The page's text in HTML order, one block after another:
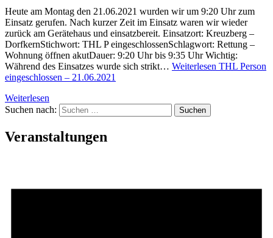
Heute am Montag den 21.06.2021 wurden wir um 9:20 Uhr zum
Einsatz gerufen. Nach kurzer Zeit im Einsatz waren wir wieder
zurück am Gerätehaus und einsatzbereit. Einsatzort: Kreuzberg –
DorfkernStichwort: THL P eingeschlossenSchlagwort: Rettung –
Wohnung öffnen akutDauer: 9:20 Uhr bis 9:35 Uhr Wichtig:
Während des Einsatzes wurde sich strikt… Weiterlesen THL Person
eingeschlossen – 21.06.2021
Weiterlesen
Suchen nach:
Veranstaltungen